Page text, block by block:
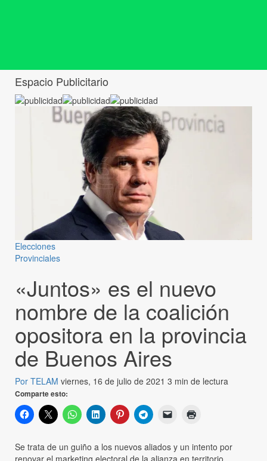
Espacio Publicitario
Elecciones
Provinciales
«Juntos» es el nuevo
nombre de la coalición
opositora en la provincia
de Buenos Aires
Por TELAM viernes, 16 de julio de 2021 3 min de lectura
Comparte esto:
Se trata de un guiño a los nuevos aliados y un intento por